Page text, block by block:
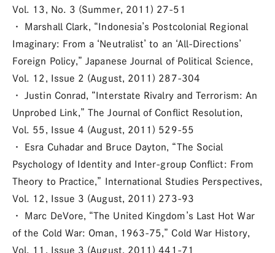
Vol. 13, No. 3 (Summer, 2011) 27-51
・ Marshall Clark, “Indonesia’s Postcolonial Regional
Imaginary: From a ‘Neutralist’ to an ‘All-Directions’
Foreign Policy,” Japanese Journal of Political Science,
Vol. 12, Issue 2 (August, 2011) 287-304
・ Justin Conrad, “Interstate Rivalry and Terrorism: An
Unprobed Link,” The Journal of Conflict Resolution,
Vol. 55, Issue 4 (August, 2011) 529-55
・ Esra Cuhadar and Bruce Dayton, “The Social
Psychology of Identity and Inter-group Conflict: From
Theory to Practice,” International Studies Perspectives,
Vol. 12, Issue 3 (August, 2011) 273-93
・ Marc DeVore, “The United Kingdom’s Last Hot War
of the Cold War: Oman, 1963-75,” Cold War History,
Vol. 11, Issue 3 (August, 2011) 441-71